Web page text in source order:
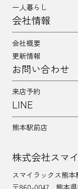
一人暮らし
会社情報
会社概要
更新情報
お問い合わせ
来店予約
LINE
熊本駅前店
株式会社スマ
スマイラックス熊本
〒860-0047
熊本